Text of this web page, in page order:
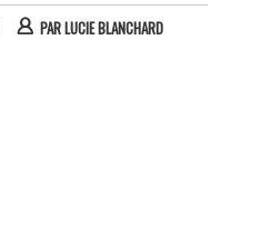
PARLUCIE BLANCHARD